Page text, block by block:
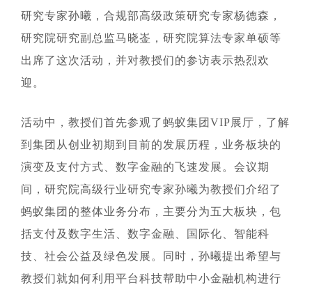
研究专家孙曦，合规部高级政策研究专家杨德森，
研究院研究副总监马晓崟，研究院算法专家单硕等
出席了这次活动，并对教授们的参访表示热烈欢
迎。
活动中，教授们首先参观了蚂蚁集团VIP展厅，了解
到集团从创业初期到目前的发展历程，业务板块的
演变及支付方式、数字金融的飞速发展。会议期
间，研究院高级行业研究专家孙曦为教授们介绍了
蚂蚁集团的整体业务分布，主要分为五大板块，包
括支付及数字生活、数字金融、国际化、智能科
技、社会公益及绿色发展。同时，孙曦提出希望与
教授们就如何利用平台科技帮助中小金融机构进行